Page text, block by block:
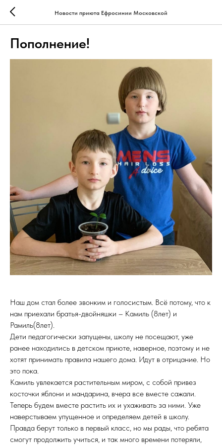
Новости приюта Ефросинии Московской
Пополнение!
Наш дом стал более звонким и голосистым. Всё потому, что к
нам приехали братья-двойняшки – Камиль (8лет) и
Рамиль(8лет).
Дети педагогически запущены, школу не посещают, уже
ранее находились в детском приюте, наверное, поэтому и не
хотят принимать правила нашего дома. Идут в отрицание. Но
это пока.
Камиль увлекается растительным миром, с собой привез
косточки яблони и мандарина, вчера все вместе сажали.
Теперь будем вместе растить их и ухаживать за ними. Уже
наверстываем упущенное и определяем детей в школу.
Правда берут только в первый класс, но мы рады, что ребята
смогут продолжить учиться, и так много времени потеряли,